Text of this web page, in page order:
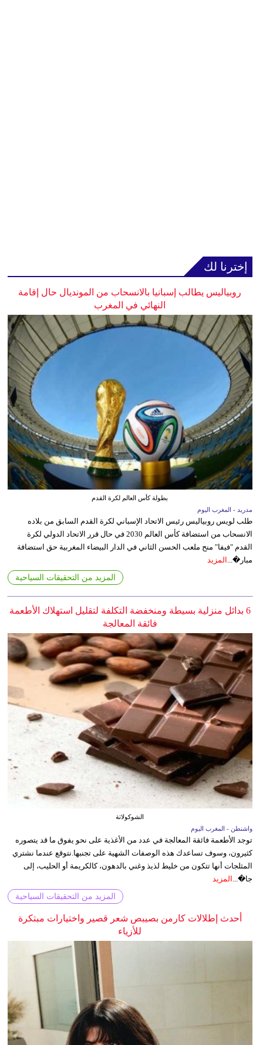
إخترنا لك
روبياليس يطالب إسبانيا بالانسحاب من المونديال حال إقامة
النهائي في المغرب
بطولة كأس العالم لكرة القدم
مدريد - المغرب اليوم
طلب لويس روبياليس رئيس الاتحاد الإسباني لكرة القدم السابق من بلاده
الانسحاب من استضافة كأس العالم 2030 في حال قرر الاتحاد الدولي لكرة
القدم "فيفا" منح ملعب الحسن الثاني في الدار البيضاء المغربية حق استضافة
مبار�... المزيد
المزيد من التحقيقات السياحية
6 بدائل منزلية بسيطة ومنخفضة التكلفة لتقليل استهلاك الأطعمة
فائقة المعالجة
الشوكولاتة
واشنطن - المغرب اليوم
توجد الأطعمة فائقة المعالجة في عدد من الأغذية على نحو يفوق ما قد يتصوره
كثيرون، وسوف تساعدك هذه الوصفات الشهية على تجنبها.نتوقع عندما نشتري
المثلجات أنها تتكون من خليط لذيذ وغني بالدهون، كالكريمة أو الحليب، إلى
جا�... المزيد
المزيد من التحقيقات السياحية
أحدث إطلالات كارمن بصيبص شعر قصير واختيارات مبتكرة
للأزياء